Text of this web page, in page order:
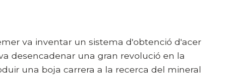
va inventar un sistema d'obtenció d'acer
desencadenar una gran revolució en la
una boja carrera a la recerca del mineral